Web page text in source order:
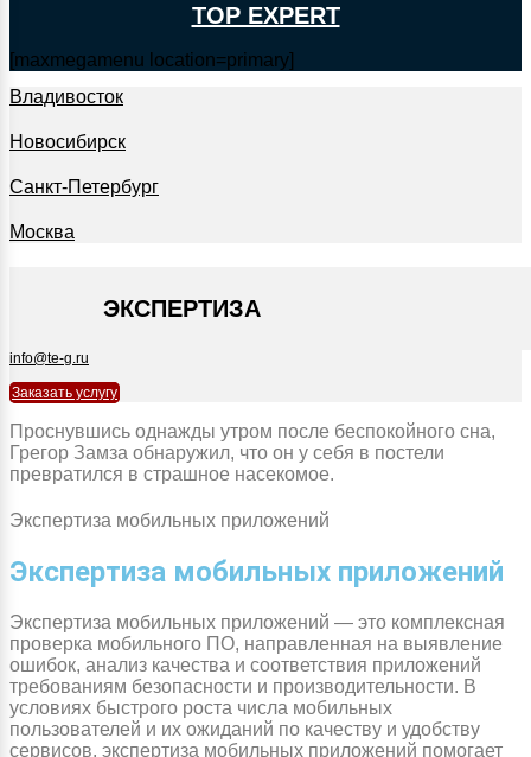
TOP EXPERT
[maxmegamenu location=primary]
Владивосток
Новосибирск
Санкт-Петербург
Москва
ЭКСПЕРТИЗА
info@te-g.ru
Заказать услугу
Проснувшись однажды утром после беспокойного сна,
Грегор Замза обнаружил, что он у себя в постели
превратился в страшное насекомое.
Экспертиза мобильных приложений
Экспертиза мобильных приложений
Экспертиза мобильных приложений — это комплексная
проверка мобильного ПО, направленная на выявление
ошибок, анализ качества и соответствия приложений
требованиям безопасности и производительности. В
условиях быстрого роста числа мобильных
пользователей и их ожиданий по качеству и удобству
сервисов, экспертиза мобильных приложений помогает